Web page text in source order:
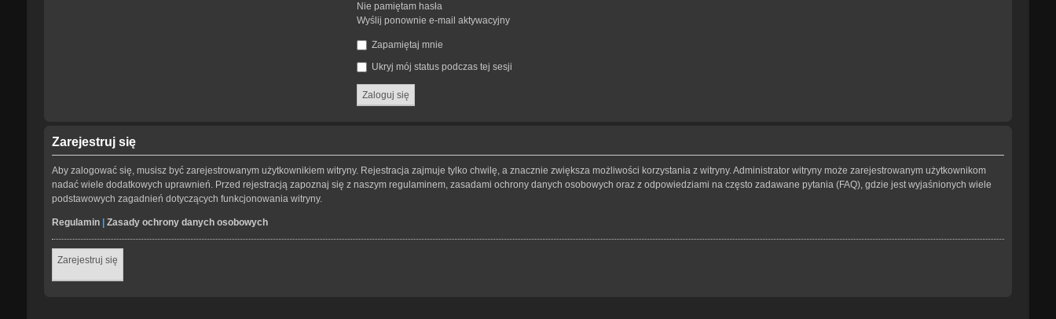
Nie pamiętam hasła
Wyślij ponownie e-mail aktywacyjny
Zapamiętaj mnie
Ukryj mój status podczas tej sesji
Zarejestruj się
Aby zalogować się, musisz być zarejestrowanym użytkownikiem witryny. Rejestracja zajmuje tylko chwilę, a znacznie zwiększa możliwości korzystania z witryny. Administrator witryny może zarejestrowanym użytkownikom
nadać wiele dodatkowych uprawnień. Przed rejestracją zapoznaj się z naszym regulaminem, zasadami ochrony danych osobowych oraz z odpowiedziami na często zadawane pytania (FAQ), gdzie jest wyjaśnionych wiele
podstawowych zagadnień dotyczących funkcjonowania witryny.
Regulamin| Zasady ochrony danych osobowych
Zarejestruj się